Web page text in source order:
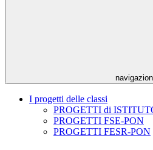
I progetti delle classi
PROGETTI di
PROGETTI FSE-PON
PROGETTI FESR-PON